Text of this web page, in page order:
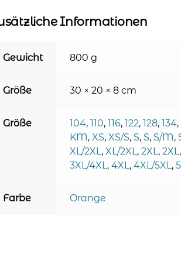
Informationen
Gewicht 800 g
Größe 30 × 20 × 8 cm
Größe 104, 110, 116, 122, 128, 134,
KM, XS, XS/S, S, S, S/M,
XL/2XL , XL/2XL , 2XL , 2XL ,
3XL/4XL , 4XL , 4XL/5XL ,
Farbe Orange